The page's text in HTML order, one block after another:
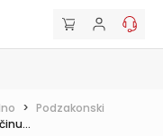
> Podzakonski